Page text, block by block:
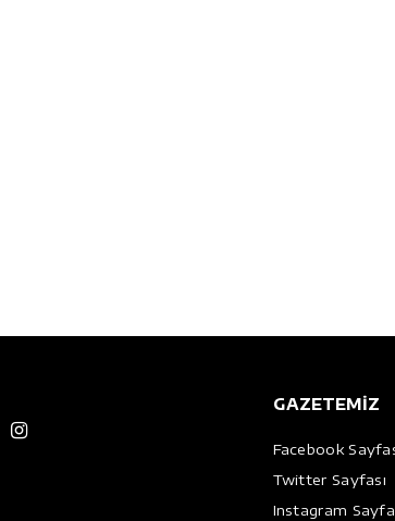
GAZETEMİZ
Facebook
Twitter Sayfası
Instagram